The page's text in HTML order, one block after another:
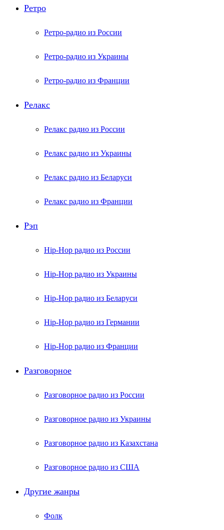
Ретро
Ретро-радио из России
Ретро-радио из Украины
Ретро-радио из Франции
Релакс
Релакс радио из России
Релакс радио из Украины
Релакс радио из Беларуси
Релакс радио из Франции
Рэп
Hip-Hop радио из России
Hip-Hop радио из Украины
Hip-Hop радио из Беларуси
Hip-Hop радио из Германии
Hip-Hop радио из Франции
Разговорное
Разговорное радио из России
Разговорное радио из Украины
Разговорное радио из Казахстана
Разговорное радио из США
Другие жанры
Фолк